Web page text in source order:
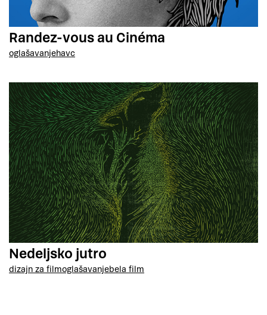
Randez-vous au Cinéma
oglašavanjehavc
Nedeljsko jutro
dizajn za filmoglašavanjebela film